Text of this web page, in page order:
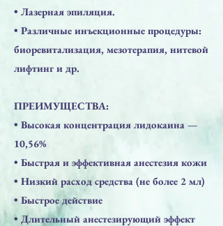
​• Лазерная эпиляция.
​• Различные инъекционные процедуры:
биоревитализация, мезотерапия, нитевой
лифтинг и др.
ПРЕИМУЩЕСТВА:
​• Высокая концентрация лидокаина —
10,56%⠀
​• Быстрая и эффективная анестезия кожи
​• Низкий расход средства (не более 2 мл)
​• Быстрое действие
​• Длительный анестезирующий эффект